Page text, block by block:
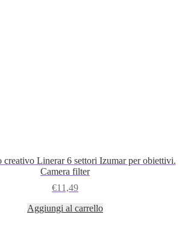
creativo Linerar 6 settori Izumar per obiettivi.
Camera filter
€11,49
Aggiungi al carrello